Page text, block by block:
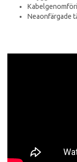
Neaonfärgade